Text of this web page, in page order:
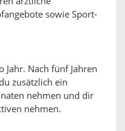
sowie Sport-
Nach fünf Jahren
zusätzlich ein
nehmen und dir
nehmen.